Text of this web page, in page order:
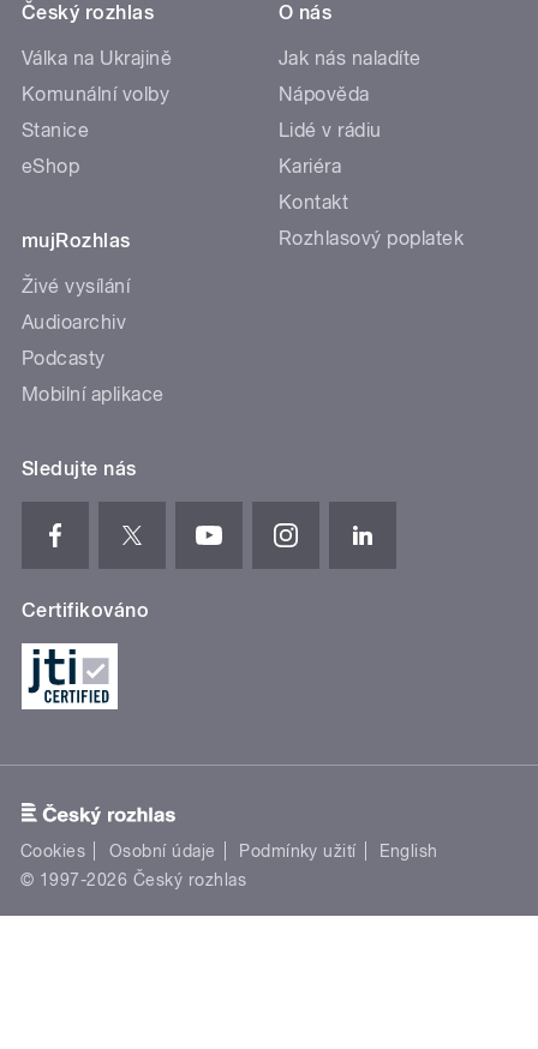
Český rozhlas
Válka na Ukrajině
Komunální volby
Stanice
eShop
mujRozhlas
Živé vysílání
Audioarchiv
Podcasty
Mobilní aplikace
O nás
Jak nás naladíte
Nápověda
Lidé v rádiu
Kariéra
Kontakt
Rozhlasový poplatek
Sledujte nás
Certifikováno
Cookies Osobní údaje Podmínky užití
English
© 1997-2026 Český rozhlas